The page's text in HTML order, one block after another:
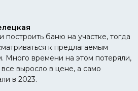
построить баню на участке, тогда
к предлагаемым
Много времени на этом потеряли,
все выросло в цене, а само
в 2023.